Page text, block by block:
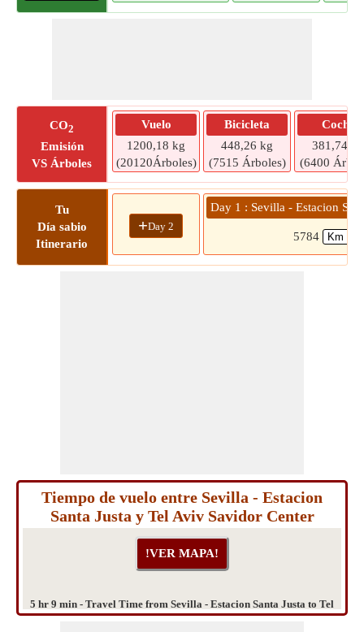
CO2
Emisión
VS Árboles
Vuelo
1200,18 kg
(20120Árboles)
Bicicleta
448,26 kg
(7515 Árboles)
Coche
381,74 kg
(6400
Tu
Día sabio
Itinerario
+Day 2
Day 1 : Sevilla - Estacion
5784
Tiempo de vuelo entre Sevilla - Estacion
Santa Justa y Tel Aviv Savidor Center
5 hr 9 min - Travel Time from Sevilla - Estacion Santa Justa to Tel